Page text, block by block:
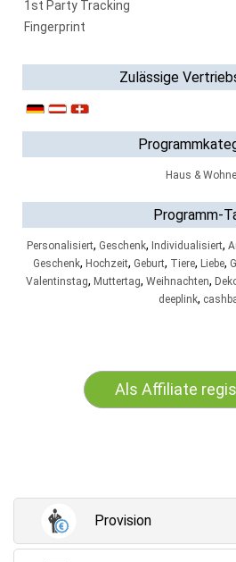
1st Party Tracking
Fingerprint
Zulässige
Haus &
Programm-
Personalisiert, Geschenk, Individualisiert,
Geschenk, Hochzeit, Geburt, Tiere, Liebe,
Valentinstag, Muttertag, Weihnachten,
deeplink,
Als Affiliate
Provision